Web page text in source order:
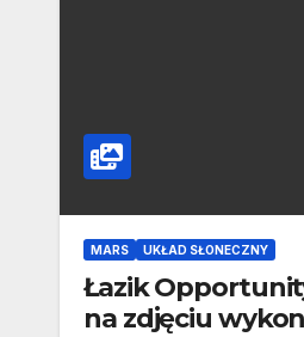
MARS UKŁAD SŁONECZNY
Łazik
na zdjęciu